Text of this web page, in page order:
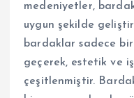
medeniyetler,
uygun şekilde
bardaklar sadece bir
geçerek, estetik ve
çeşitlenmiştir.